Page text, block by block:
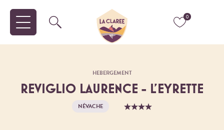
0
HEBERGEMENT
REVIGLIO LAURENCE - L'EYRETTE
NÉVACHE